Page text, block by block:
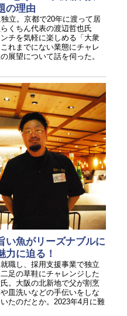
の理由
立。京都で20年に渡って居
くちん代表の渡辺哲也氏
チを気軽に楽しめる「大衆
れまでにない業態にチャレ
展望について話を伺った。
い魚がリーズナブルに
力に迫る！
職し、採用支援事業で独立
足の草鞋にチャレンジした
。大阪の北新地で父が割烹
皿洗いなどの手伝いをしな
たのだとか。2023年4月に難